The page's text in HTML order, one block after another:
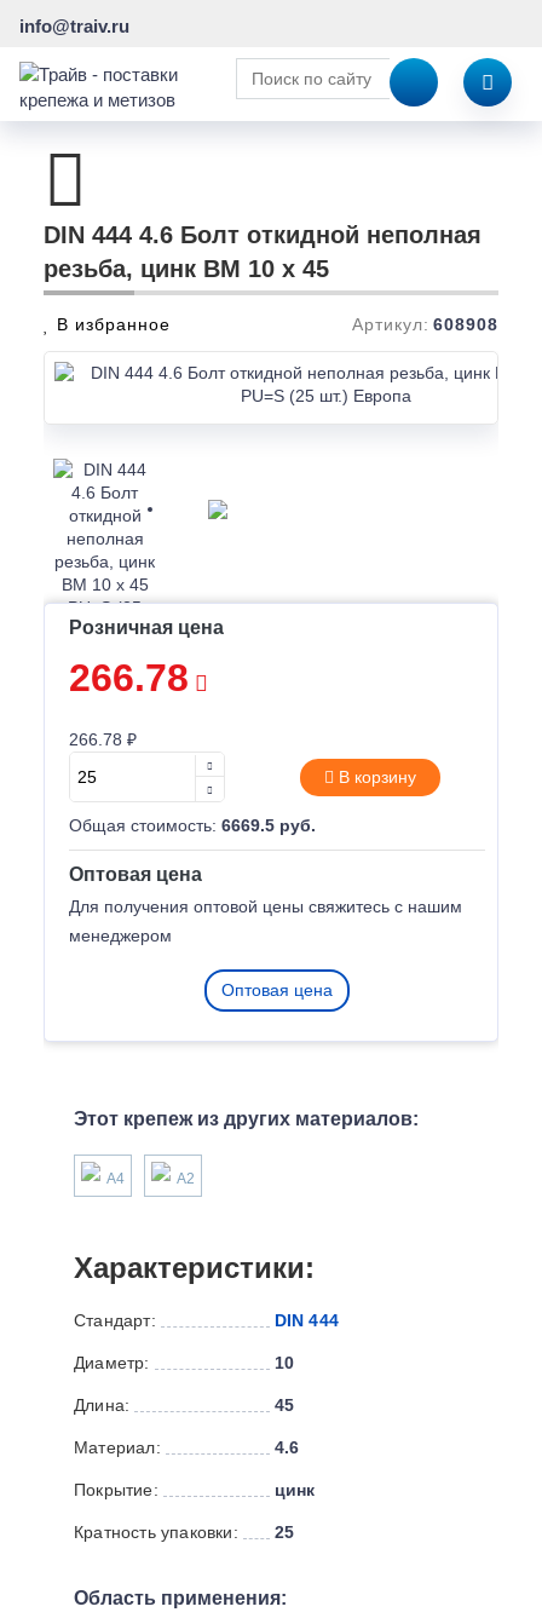
info@traiv.ru
DIN 444 4.6 Болт откидной неполная
резьба, цинк BM 10 x 45
В избранное Артикул: 608908
Розничная цена
266.78
266.78 ₽
В корзину
Общая стоимость: 6669.5 руб.
Оптовая цена
Для получения оптовой цены свяжитесь с нашим
менеджером
Оптовая цена
Этот крепеж из других материалов:
А4 А2
Характеристики:
Стандарт: DIN 444
Диаметр: 10
Длина: 45
Материал: 4.6
Покрытие: цинк
Кратность упаковки: 25
Область применения: